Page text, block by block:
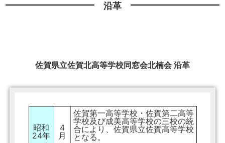
沿革
佐賀県立佐賀北高等学校同窓会北楠会 沿革
昭和
24年
4
月
佐賀第一高等学校・佐賀第二高等
学校及び成美高等学校の三校の統
合により、佐賀県立佐賀高等学校
となる。